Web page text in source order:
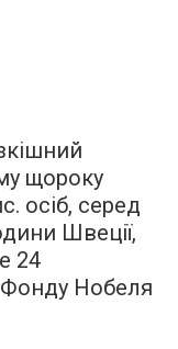
щороку
осіб, серед
Швеції,
24
Нобеля